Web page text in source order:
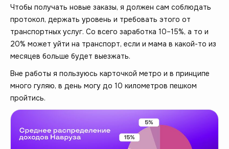
Чтобы получать новые заказы, я должен сам соблюдать
протокол, держать уровень и требовать этого от
транспортных услуг. Со всего заработка 10–15%, а то и
20% может уйти на транспорт, если и мама в какой-то из
месяцев больше будет выезжать.
Вне работы я пользуюсь карточкой метро и в принципе
много гуляю, в день могу до 10 километров пешком
пройтись.